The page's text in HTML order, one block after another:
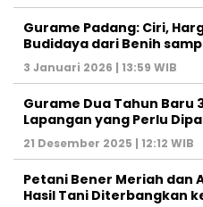
Gurame Padang: Ciri,
Budidaya dari Benih
3 Januari 2026 | 13:59 WIB
Gurame Dua Tahun Baru
Lapangan yang Perlu
21 Desember 2025 | 12:12 WIB
Petani Bener Meriah dan
Hasil Tani Diterbangkan